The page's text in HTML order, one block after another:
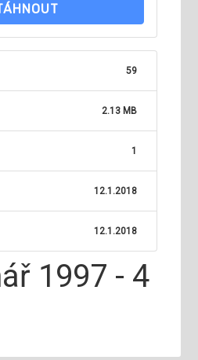
59
2.13 MB
1
12.1.2018
12.1.2018
1997 - 4